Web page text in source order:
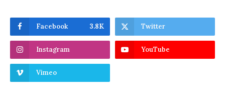
Facebook 3.8K Twitter
Instagram YouTube
Vimeo